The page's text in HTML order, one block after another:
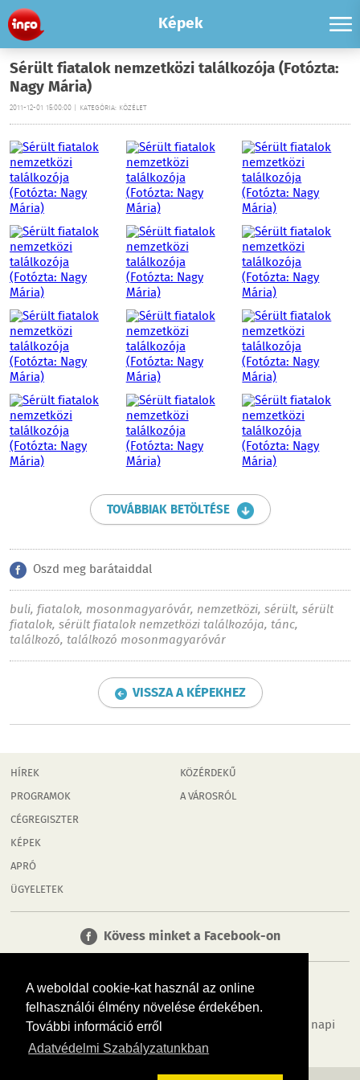
A weboldal cookie-kat használ az online
felhasználói élmény növelése érdekében.
További információ erről
Adatvédelmi Szabályzatunkban
Képek
Sérült fiatalok nemzetközi találkozója (Fotózta:
Nagy Mária)
2011-12-01 15:00:00 | KATEGÓRIA: KÖZÉLET
TOVÁBBIAK BETÖLTÉSE
Oszd meg barátaiddal
buli,fiatalok, mosonmagyaróvár, nemzetközi, sérült, sérült
fiatalok, sérült fiatalok nemzetközi találkozója, tánc,
találkozó, találkozó mosonmagyaróvár
VISSZA A KÉPEKHEZ
HÍREK
PROGRAMOK
CÉGREGISZTER
KÉPEK
APRÓ
ÜGYELETEK
KÖZÉRDEKŰ
A VÁROSRÓL
Kövess minket a Facebook-on
Tudj meg többet városodról! Hírek, programok, képek, napi
menü, cégek…. és minden, ami Mosonmagyaróvár